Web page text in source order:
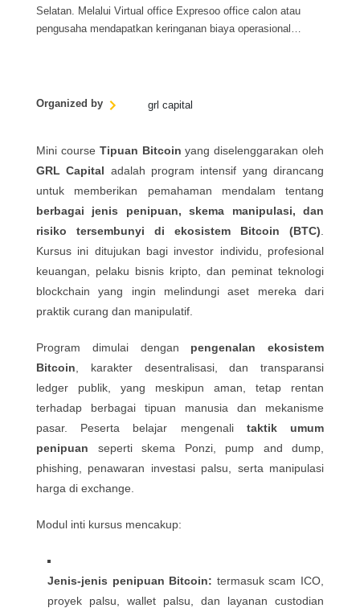
Selatan. Melalui Virtual office Expresoo office calon atau
pengusaha mendapatkan keringanan biaya operasional
Organized by grl capital
Mini course Tipuan Bitcoin yang diselenggarakan oleh
GRL Capital adalah program intensif yang dirancang
untuk memberikan pemahaman mendalam tentang
berbagai jenis penipuan, skema manipulasi, dan
risiko tersembunyi di ekosistem Bitcoin (BTC)
Kursus ini ditujukan bagi investor individu, profesional
keuangan, pelaku bisnis kripto, dan peminat teknologi
blockchain yang ingin melindungi aset mereka dari
praktik curang dan manipulatif.
Program dimulai dengan pengenalan ekosistem
Bitcoin , karakter desentralisasi, dan transparansi
ledger publik, yang meskipun aman, tetap rentan
terhadap berbagai tipuan manusia dan mekanisme
pasar. Peserta belajar mengenali taktik umum
penipuan seperti skema Ponzi, pump and dump,
phishing, penawaran investasi palsu, serta manipulasi
harga di exchange.
Modul inti kursus mencakup:
Jenis-jenis penipuan Bitcoin: termasuk scam ICO,
proyek palsu, wallet palsu, dan layanan custodian